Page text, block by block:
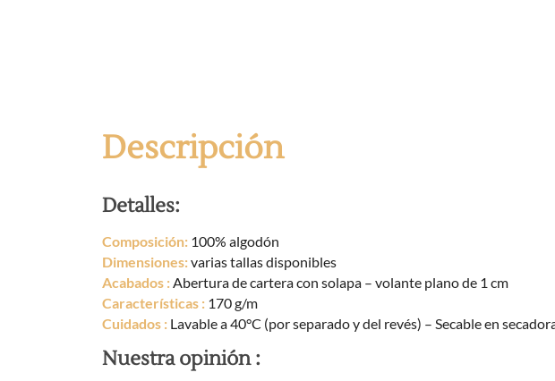
Descripción
Detalles:
Composición: 100% algodón
Dimensiones:varias tallas disponibles
Acabados :Abertura de cartera con solapa – volante plano de 1 cm
Características : 170 g/m
Cuidados : Lavable a 40°C (por separado y del revés) – Secable en
Nuestra opinión :